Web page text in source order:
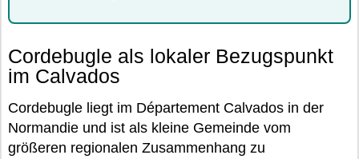
Cordebugle als lokaler Bezugspunkt
im Calvados
Cordebugle liegt im Département Calvados in der
Normandie und ist als kleine Gemeinde vom
größeren regionalen Zusammenhang zu